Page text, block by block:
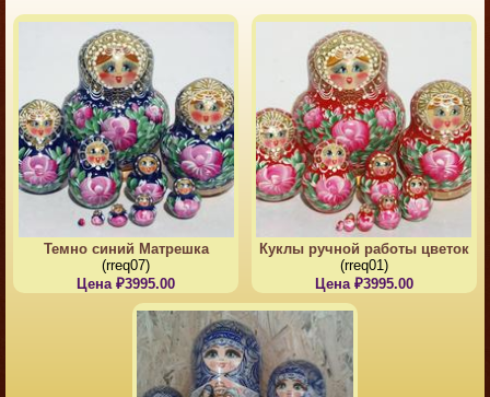
Темно синий Матрешка
(rreq07)
Цена ₽3995.00
Куклы ручной работы цветок
(rreq01)
Цена ₽3995.00